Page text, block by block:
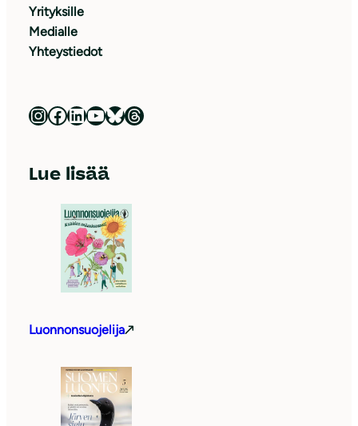
Yrityksille
Medialle
Yhteystiedot
Luonnonsuojeluliitto Instagramissa Luonnonsuojeluliitto Facebookissa Luonnonsuojeluliitto LinkedInissä Luonnonsuojeluliiton YouTube-kanava Luonnonsuojeluliitto Blueskyssa Luonnonsuojeluliitto Threadsissa
Lue lisää
Luonnonsuojelija